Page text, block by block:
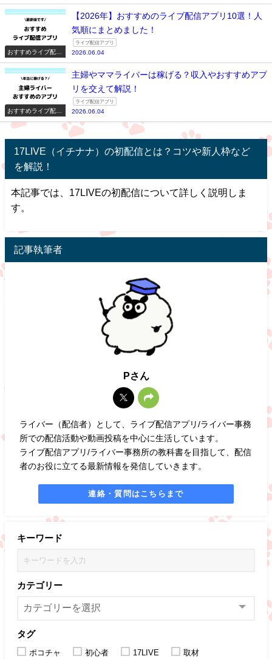
おすすめライブ配信
【2026年】おすすめのライブ配信アプリ10選！人
気順にまとめました！
ライブ配信アプリ
2026.06.04
おすすめライブ配信
主婦やママライバーは稼げる？収入やおすすめアプ
リを交えて解説！
ライブ配信アプリ
2026.06.04
17LIVE（イチナナ）の初配信とは？コツや新人枠など
を解説！
本記事では、17LIVEの初配信について詳しく説明しま
す。
記事執筆者
Pさん
ライバー（配信者）として、ライブ配信アプリ/ライバー事務
所での配信活動や動画投稿を中心に生活しています。
ライブ配信アプリ/ライバー事務所の教科書を目指して、配信
者のお役に立てる最新情報を発信していきます。
連絡・質問はこちらまで
キーワード
カテゴリー
タグ
ポコチャ 初心者 17LIVE
取材